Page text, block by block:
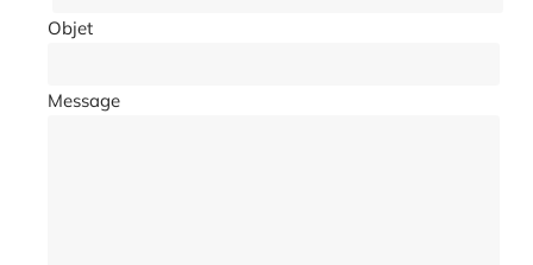
Objet
Message